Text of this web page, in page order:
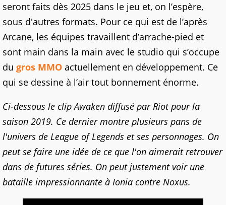
seront faits dès 2025 dans le jeu et, on l’espère,
sous d'autres formats. Pour ce qui est de l’après
Arcane, les équipes travaillent d’arrache-pied et
sont main dans la main avec le studio qui s’occupe
du gros MMO actuellement en développement. Ce
qui se dessine à l’air tout bonnement énorme.
Ci-dessous le clip Awaken diffusé par Riot pour la
saison 2019. Ce dernier montre plusieurs pans de
l'univers de League of Legends et ses personnages. On
peut se faire une idée de ce que l'on aimerait retrouver
dans de futures séries. On peut justement voir une
bataille impressionnante à Ionia contre Noxus.